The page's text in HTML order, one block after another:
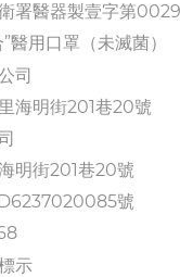
署醫器製壹字第
用口罩（未滅菌）
司
海明街201巷20號
明街201巷20號
號
示